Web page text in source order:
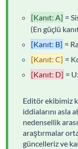
[Kanıt: A] =
(En güçlü
[Kanıt: B] =
[Kanıt: C] =
[Kanıt: D] =
Editör ekibimiz
iddialarını asla
nedensellik
araştırmalar
güncelleriz ve